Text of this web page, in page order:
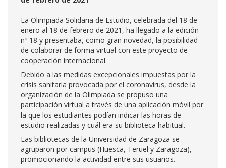
La Olimpiada Solidaria de Estudio, celebrada del 18 de
enero al 18 de febrero de 2021, ha llegado a la edición
nº 18 y presentaba, como gran novedad, la posibilidad
de colaborar de forma virtual con este proyecto de
cooperación internacional.
Debido a las medidas excepcionales impuestas por la
crisis sanitaria provocada por el coronavirus, desde la
organización de la Olimpiada se propuso una
participación virtual a través de una aplicación móvil por
la que los estudiantes podían indicar las horas de
estudio realizadas y cuál era su biblioteca habitual.
Las bibliotecas de la Universidad de Zaragoza se
agruparon por campus (Huesca, Teruel y Zaragoza),
promocionando la actividad entre sus usuarios.